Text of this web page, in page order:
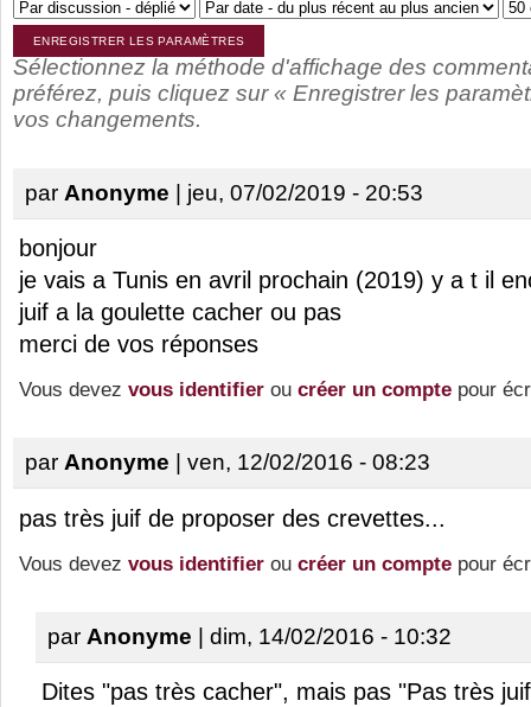
Sélectionnez la méthode d'affichage des
préférez, puis cliquez sur « Enregistrer les
vos changements.
par Anonyme | jeu, 07/02/2019 - 20:53
bonjour
je vais a Tunis en avril prochain (2019) y a t il
juif a la goulette cacher ou pas
merci de vos réponses
Vous devez vous identifier ou créer un compte pour
par Anonyme | ven, 12/02/2016 - 08:23
pas très juif de proposer des crevettes...
Vous devez vous identifier ou créer un compte pour
par Anonyme | dim, 14/02/2016 - 10:32
Dites "pas très cacher", mais pas "Pas très